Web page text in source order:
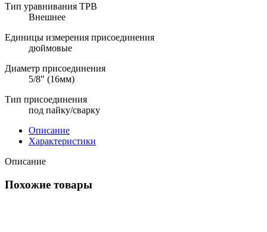
Тип уравнивания ТРВ
Внешнее
Единицы измерения присоединения
дюймовые
Диаметр присоединения
5/8" (16мм)
Тип присоединения
под пайку/сварку
Описание
Характеристики
Описание
Похожие товары